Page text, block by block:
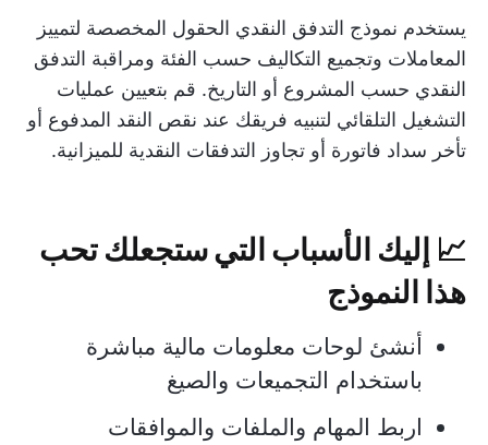
يستخدم نموذج التدفق النقدي الحقول المخصصة لتمييز
المعاملات وتجميع التكاليف حسب الفئة ومراقبة التدفق
النقدي حسب المشروع أو التاريخ. قم بتعيين عمليات
التشغيل التلقائي لتنبيه فريقك عند نقص النقد المدفوع أو
تأخر سداد فاتورة أو تجاوز التدفقات النقدية للميزانية.
📈 إليك الأسباب التي ستجعلك تحب
هذا النموذج
أنشئ لوحات معلومات مالية مباشرة
باستخدام التجميعات والصيغ
اربط المهام والملفات والموافقات